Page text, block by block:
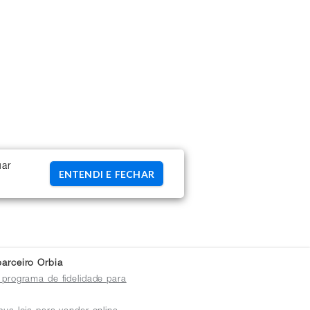
ENTENDI E FECHAR
Orbia
programa de fidelidade para